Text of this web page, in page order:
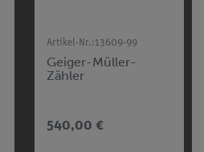
Artikel-Nr.:13609-99
Geiger-Müller-
Zähler
540,00 €